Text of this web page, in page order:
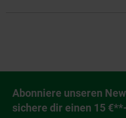
Newsletter Anmeldung
Abonniere unseren
sichere dir einen 15